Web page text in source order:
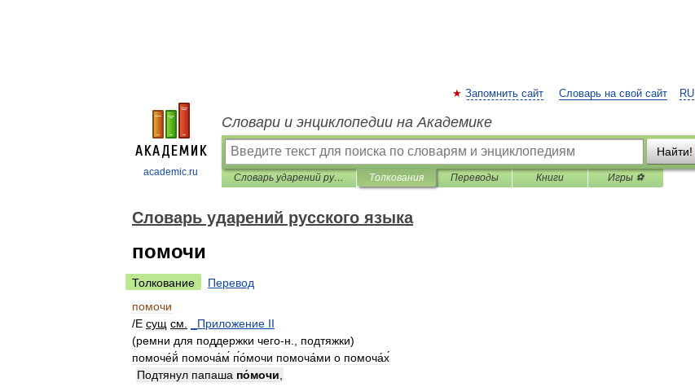
academic.ru
RU
Запомнить сайт Словарь на свой сайт
Словари и энциклопедии на Академике
Найти!
Словарь ударений русского языка Толкования Переводы Книги Игры ⚽
Словарь ударений русского языка
помочи
Толкование
Перевод
помочи
/E сущ см Приложение II
(ремни для поддержки чего-н подтяжки)
помоче́й́ помоча́м́ п́о́мочи помоча́ми о помоча́х́
Подтянул папаша по́мочи